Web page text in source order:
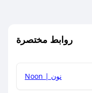
روابط مختصرة
Noon | نون